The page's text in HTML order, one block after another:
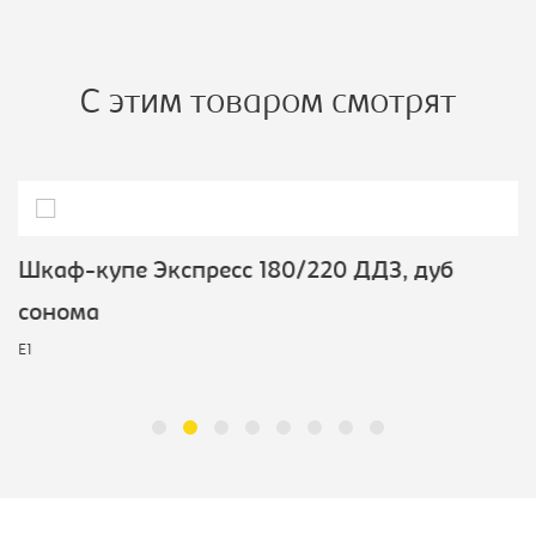
С этим товаром смотрят
Шкаф-купе Экспресс 180/220 ДДЗ, дуб
сонома
E1